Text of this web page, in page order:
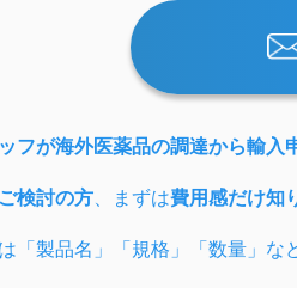
フが海外医薬品の調達から輸入
検討の方 、まずは費用感だけ知
「製品名」「規格」「数量」な